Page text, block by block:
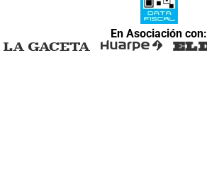
En Asociación con: